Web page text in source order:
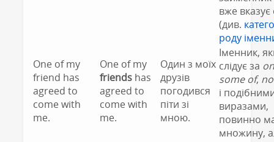
вже вказує
(див.
роду
One of my
friend has
agreed to
come with
me.
One of my
friends has
agreed to
come with
me.
Один з моїх
друзів
погодився
піти зі
мною.
Іменник,
слідує за
some of,
і
виразами,
повинно
множину,